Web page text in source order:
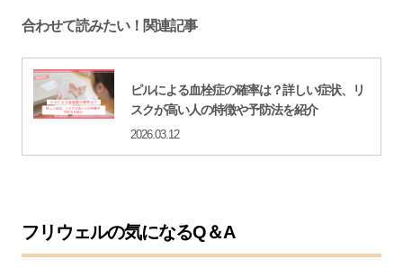
合わせて読みたい！関連記事
ピルによる血栓症の確率は？詳しい症状、リ
スクが高い人の特徴や予防法を紹介
2026.03.12
フリウェルの気になるQ＆A